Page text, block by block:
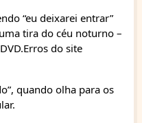
“eu deixarei entrar”
tira do céu noturno –
do site
quando olha para os